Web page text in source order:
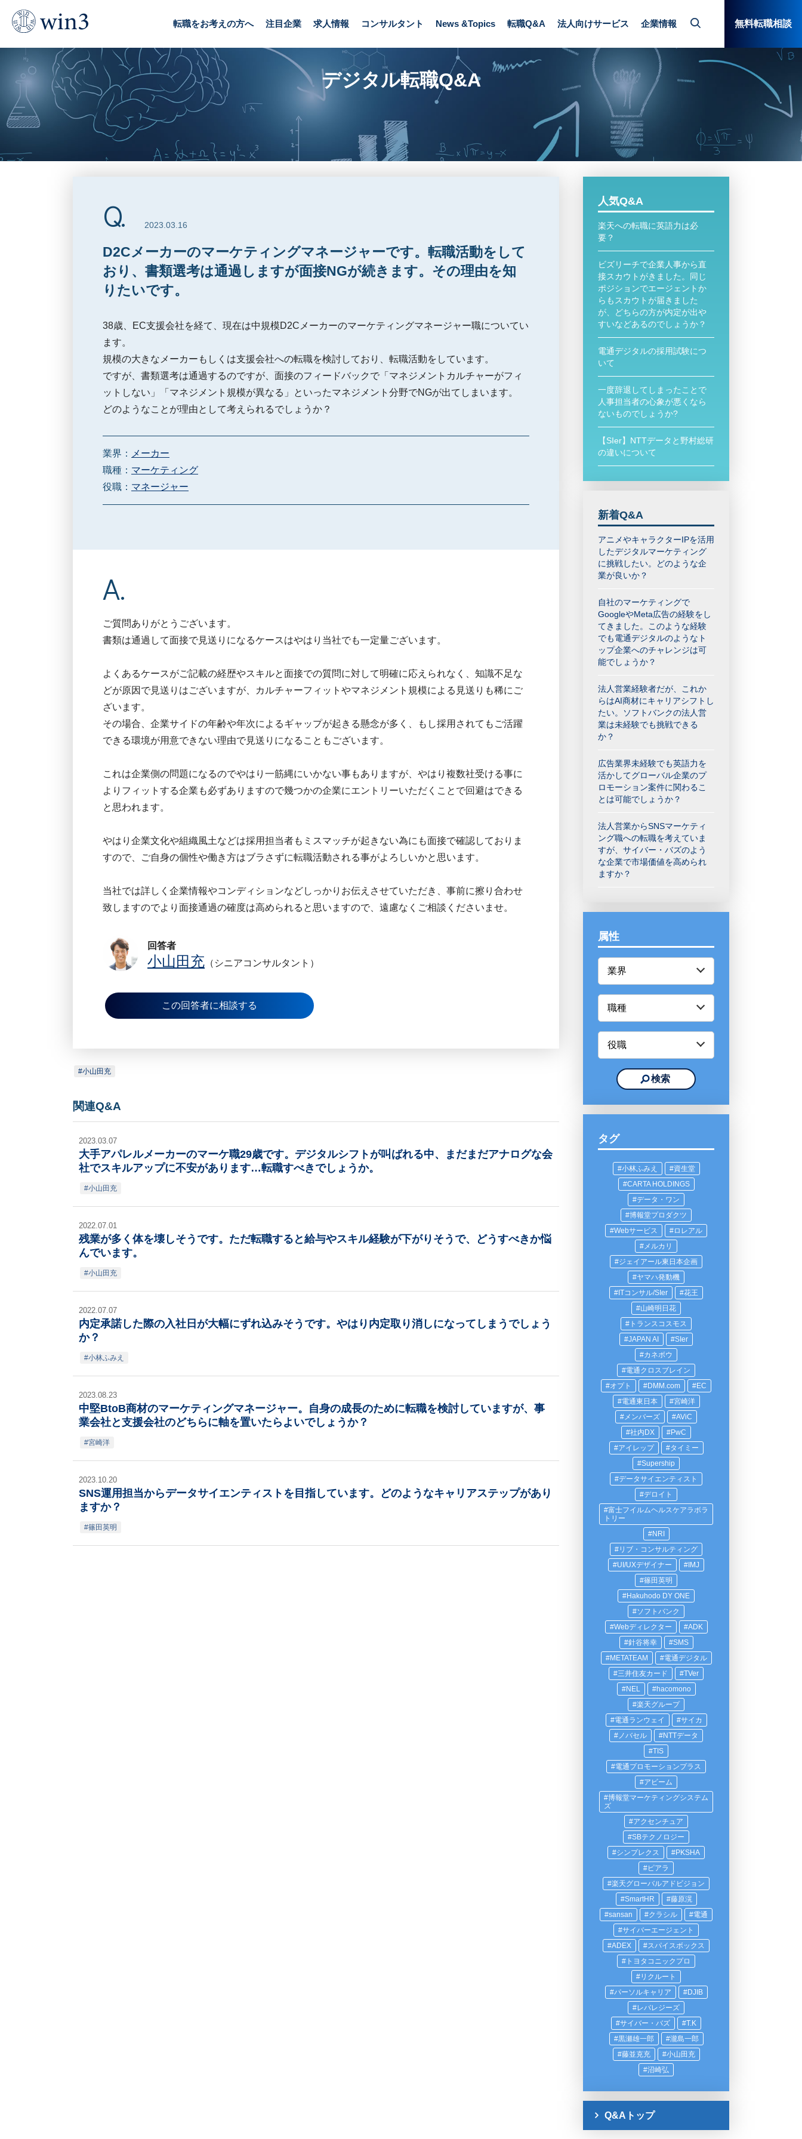
転職をお考えの方へ 注目企業 求人情報 コンサルタント News &Topics 転職Q&A 法人向けサービス 企業情報 無料転職相談
デジタル転職Q&A
2023.03.16
D2Cメーカーのマーケティングマネージャーです。転職活動をして
おり、書類選考は通過しますが面接NGが続きます。その理由を知
りたいです。
38歳、EC支援会社を経て、現在は中規模D2Cメーカーのマーケティングマネージャー職についてい
ます。
規模の大きなメーカーもしくは支援会社への転職を検討しており、転職活動をしています。
ですが、書類選考は通過するのですが、面接のフィードバックで「マネジメントカルチャーがフィ
ットしない」「マネジメント規模が異なる」といったマネジメント分野でNGが出てしまいます。
どのようなことが理由として考えられるでしょうか？
業界：
メーカー
職種： マーケティング
役職： マネージャー
ご質問ありがとうございます。
書類は通過して面接で見送りになるケースはやはり当社でも一定量ございます。
よくあるケースがご記載の経歴やスキルと面接での質問に対して明確に応えられなく、知識不足な
どが原因で見送りはございますが、カルチャーフィットやマネジメント規模による見送りも稀にご
ざいます。
その場合、企業サイドの年齢や年次によるギャップが起きる懸念が多く、もし採用されてもご活躍
できる環境が用意できない理由で見送りになることもございます。
これは企業側の問題になるのでやはり一筋縄にいかない事もありますが、やはり複数社受ける事に
よりフィットする企業も必ずありますので幾つかの企業にエントリーいただくことで回避はできる
と思われます。
やはり企業文化や組織風土などは採用担当者もミスマッチが起きない為にも面接で確認しておりま
すので、ご自身の個性や働き方はブラさずに転職活動される事がよろしいかと思います。
当社では詳しく企業情報やコンディションなどしっかりお伝えさせていただき、事前に擦り合わせ
致しますのでより面接通過の確度は高められると思いますので、遠慮なくご相談くださいませ。
回答者
小山田充 （シニアコンサルタント）
この回答者に相談する
小山田充
関連Q&A
2023.03.07
大手アパレルメーカーのマーケ職29歳です。デジタルシフトが叫ばれる中、まだまだアナログな会
社でスキルアップに不安があります…転職すべきでしょうか。
小山田充
2022.07.01
残業が多く体を壊しそうです。ただ転職すると給与やスキル経験が下がりそうで、どうすべきか悩
んでいます。
小山田充
2022.07.07
内定承諾した際の入社日が大幅にずれ込みそうです。やはり内定取り消しになってしまうでしょう
か？
小林ふみえ
2023.08.23
中堅BtoB商材のマーケティングマネージャー。自身の成長のために転職を検討していますが、事
業会社と支援会社のどちらに軸を置いたらよいでしょうか？
宮崎洋
2023.10.20
SNS運用担当からデータサイエンティストを目指しています。どのようなキャリアステップがあり
ますか？
篠田英明
人気Q&A
楽天への転職に英語力は必
要？
ビズリーチで企業人事から直
接スカウトがきました。同じ
ポジションでエージェントか
らもスカウトが届きました
が、どちらの方が内定が出や
すいなどあるのでしょうか？
電通デジタルの採用試験につ
いて
一度辞退してしまったことで
人事担当者の心象が悪くなら
ないものでしょうか?
【SIer】NTTデータと野村総研
の違いについて
新着Q&A
アニメやキャラクターIPを活用
したデジタルマーケティング
に挑戦したい。どのような企
業が良いか？
自社のマーケティングで
GoogleやMeta広告の経験をし
てきました。このような経験
でも電通デジタルのようなト
ップ企業へのチャレンジは可
能でしょうか？
法人営業経験者だが、これか
らはAI商材にキャリアシフトし
たい。ソフトバンクの法人営
業は未経験でも挑戦できる
か？
広告業界未経験でも英語力を
活かしてグローバル企業のプ
ロモーション案件に関わるこ
とは可能でしょうか？
法人営業からSNSマーケティ
ング職への転職を考えていま
すが、サイバー・バズのよう
な企業で市場価値を高められ
ますか？
属性
タグ
小林ふみえ
資生堂
CARTA HOLDINGS
データ・ワン
博報堂プロダクツ
Webサービス
ロレアル
メルカリ
ジェイアール東日本企画
ヤマハ発動機
ITコンサル/SIer
花王
山崎明日花
トランスコスモス
JAPAN AI
SIer
カネボウ
電通クロスブレイン
オプト
DMM.com
EC
電通東日本
宮崎洋
メンバーズ
AViC
社内DX
PwC
アイレップ
タイミー
Supership
データサイエンティスト
デロイト
富士フイルムヘルスケアラボラ
トリー
NRI
リブ・コンサルティング
UI/UXデザイナー
IMJ
篠田英明
Hakuhodo DY ONE
ソフトバンク
Webディレクター
ADK
針谷将幸
SMS
METATEAM
電通デジタル
三井住友カード
TVer
NEL
hacomono
楽天グループ
電通ランウェイ
サイカ
ノバセル
NTTデータ
TIS
電通プロモーションプラス
アビーム
博報堂マーケティングシステム
ズ
アクセンチュア
SBテクノロジー
シンプレクス
PKSHA
ピアラ
楽天グローバルアドビジョン
SmartHR
藤原滉
sansan
クラシル
電通
サイバーエージェント
ADEX
スパイスボックス
トヨタコニックプロ
リクルート
パーソルキャリア
DJIB
レバレジーズ
サイバー・バズ
T.K
黒瀬雄一郎
瀧島一郎
藤並克充
小山田充
沼崎弘
Q&Aトップ